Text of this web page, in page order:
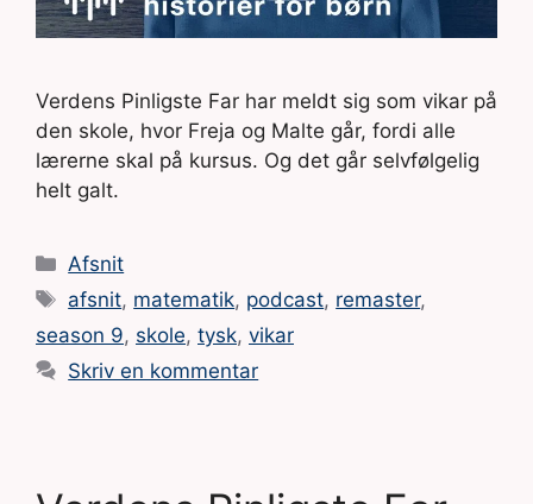
Verdens Pinligste Far har meldt sig som vikar på
den skole, hvor Freja og Malte går, fordi alle
lærerne skal på kursus. Og det går selvfølgelig
helt galt.
Kategorier
Afsnit
Tags
afsnit, matematik, podcast, remaster,
season 9, skole, tysk, vikar
Skriv en kommentar